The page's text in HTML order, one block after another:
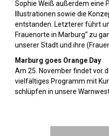
Sophie Weiß außerdem eine
Illustrationen sowie die
entstanden. Letzterer führt
Frauenorte in Marburg“ zu
unserer Stadt und ihre
Marburg goes Orange Day
Am 25. November findet vor
vielfältiges Programm mit
schlüpfen in unsere